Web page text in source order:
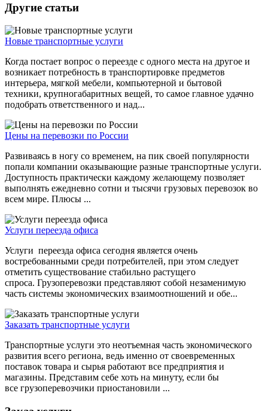
Другие статьи
Новые транспортные услуги
Когда постает вопрос о переезде с одного места на другое и
возникает потребность в транспортировке предметов
интерьера, мягкой мебели, компьютерной и бытовой
техники, крупногабаритных вещей, то самое главное удачно
подобрать ответственного и над...
Цены на перевозки по России
Развиваясь в ногу со временем, на пик своей популярности
попали компании оказывающие разные транспортные услуги.
Доступность практически каждому желающему позволяет
выполнять ежедневно сотни и тысячи грузовых перевозок во
всем мире. Плюсы ...
Услуги переезда офиса
Услуги переезда офиса сегодня является очень
востребованными среди потребителей, при этом следует
отметить существование стабильно растущего
спроса. Грузоперевозки представляют собой незаменимую
часть системы экономических взаимоотношений и обе...
Заказать транспортные услуги
Транспортные услуги это неотъемная часть экономического
развития всего региона, ведь именно от своевременных
поставок товара и сырья работают все предприятия и
магазины. Представим себе хоть на минуту, если бы
все грузоперевозчики приостановили ...